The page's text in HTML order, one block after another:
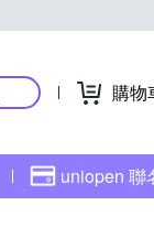
購物
uniopen 聯